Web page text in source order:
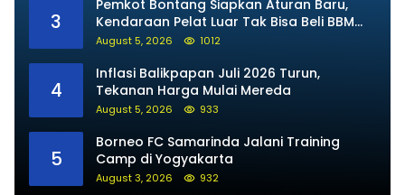
3
Pemkot Bontang Siapkan Aturan Baru,
Kendaraan Pelat Luar Tak Bisa Beli BBM
Subsidi
August 5, 2026 1012
4
Inflasi Balikpapan Juli 2026 Turun,
Tekanan Harga Mulai Mereda
August 5, 2026 933
5
Borneo FC Samarinda Jalani Training
Camp di Yogyakarta
August 3, 2026 932